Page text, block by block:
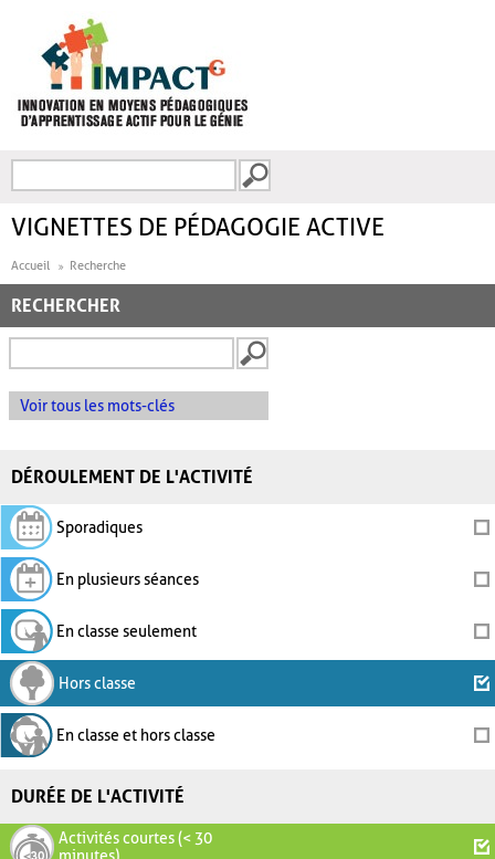
FORMULAIRE DE
VIGNETTES DE PÉDAGOGIE ACTIVE
Accueil Recherche
RECHERCHER
Voir tous les mots-clés
DÉROULEMENT DE L'ACTIVITÉ
Sporadiques
En plusieurs séances
En classe seulement
Hors classe
En classe et hors classe
DURÉE DE L'ACTIVITÉ
Activités courtes (< 30